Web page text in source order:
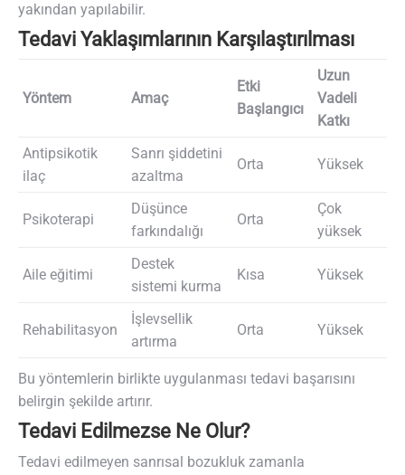
yakından yapılabilir.
Tedavi Yaklaşımlarının Karşılaştırılması
Yöntem Amaç
Etki
Başlangıcı
Uzun
Vadeli
Katkı
Antipsikotik
ilaç
Sanrı şiddetini
azaltma
Orta Yüksek
Psikoterapi
Düşünce
farkındalığı
Orta
Çok
yüksek
Aile eğitimi
Destek
sistemi kurma
Kısa Yüksek
Rehabilitasyon
İşlevsellik
artırma
Orta Yüksek
Bu yöntemlerin birlikte uygulanması tedavi başarısını
belirgin şekilde artırır.
Tedavi Edilmezse Ne Olur?
Tedavi edilmeyen sanrısal bozukluk zamanla